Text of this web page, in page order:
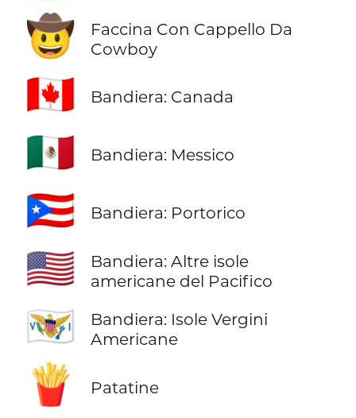
🤠
Faccina Con Cappello Da
Cowboy
🇨🇦 Bandiera: Canada
🇲🇽 Bandiera: Messico
🇵🇷 Bandiera: Portorico
🇺🇲
Bandiera: Altre isole
americane del Pacifico
🇻🇮
Bandiera: Isole Vergini
Americane
🍟 Patatine